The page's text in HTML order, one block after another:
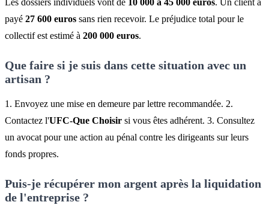
Les dossiers individuels vont de 10 000 à 45 000 euros. Un client a
payé 27 600 euros sans rien recevoir. Le préjudice total pour le
collectif est estimé à 200 000 euros.
Que faire si je suis dans cette situation avec un
artisan ?
1. Envoyez une mise en demeure par lettre recommandée. 2.
Contactez l'UFC-Que Choisir si vous êtes adhérent. 3. Consultez
un avocat pour une action au pénal contre les dirigeants sur leurs
fonds propres.
Puis-je récupérer mon argent après la liquidation
de l'entreprise ?